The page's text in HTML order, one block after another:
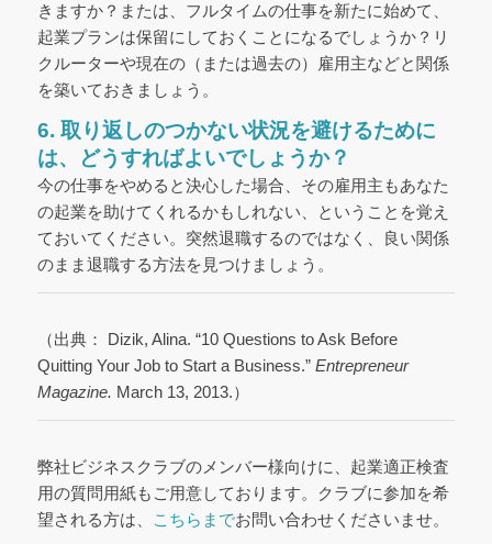
きますか？または、フルタイムの仕事を新たに始めて、
起業プランは保留にしておくことになるでしょうか？リ
クルーターや現在の（または過去の）雇用主などと関係
を築いておきましょう。
6. 取り返しのつかない状況を避けるために
は、どうすればよいでしょうか？
今の仕事をやめると決心した場合、その雇用主もあなた
の起業を助けてくれるかもしれない、ということを覚え
ておいてください。突然退職するのではなく、良い関係
のまま退職する方法を見つけましょう。
（出典： Dizik, Alina. “10 Questions to Ask Before
Quitting Your Job to Start a Business.” Entrepreneur
Magazine. March 13, 2013.）
弊社ビジネスクラブのメンバー様向けに、起業適正検査
用の質問用紙もご用意しております。クラブに参加を希
望される方は、
こちらまでお問い合わせくださいませ。